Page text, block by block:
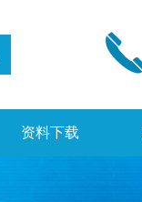
资料下载